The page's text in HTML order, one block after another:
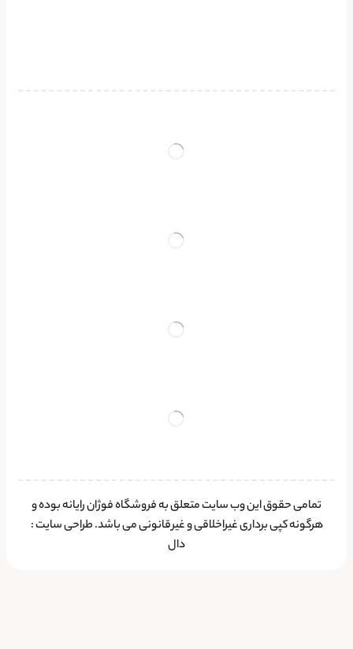
تمامی حقوق این وب سایت متعلق به فروشگاه فوژان رایانه بوده و
هرگونه کپی برداری غیراخلاقی و غیرقانونی می باشد.طراحی سایت:
دال